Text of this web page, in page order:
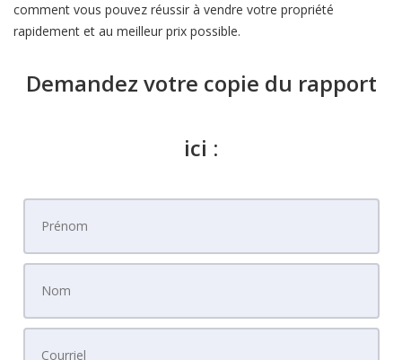
comment vous pouvez réussir à vendre votre propriété
rapidement et au meilleur prix possible.
Demandez votre copie du rapport
ici :